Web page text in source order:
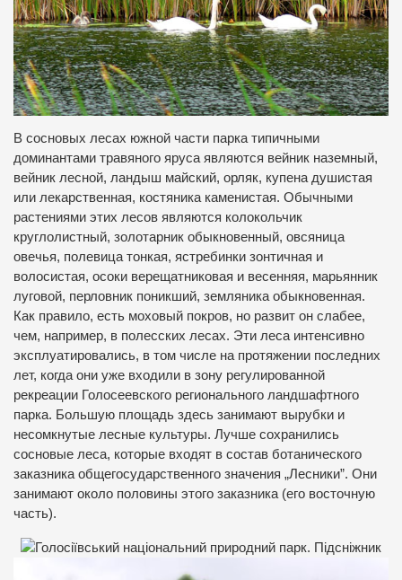
В сосновых лесах южной части парка типичными
доминантами травяного яруса являются вейник наземный,
вейник лесной, ландыш майский, орляк, купена душистая
или лекарственная, костяника каменистая. Обычными
растениями этих лесов являются колокольчик
круглолистный, золотарник обыкновенный, овсяница
овечья, полевица тонкая, ястребинки зонтичная и
волосистая, осоки верещатниковая и весенняя, марьянник
луговой, перловник поникший, земляника обыкновенная.
Как правило, есть моховый покров, но развит он слабее,
чем, например, в полесских лесах. Эти леса интенсивно
эксплуатировались, в том числе на протяжении последних
лет, когда они уже входили в зону регулированной
рекреации Голосеевского регионального ландшафтного
парка. Большую площадь здесь занимают вырубки и
несомкнутые лесные культуры. Лучше сохранились
сосновые леса, которые входят в состав ботанического
заказника общегосударственного значения „Лесники”. Они
занимают около половины этого заказника (его восточную
часть).